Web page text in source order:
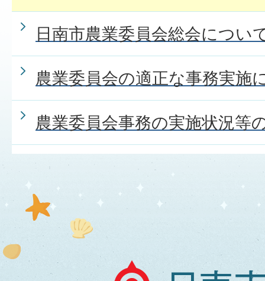
日南市農業委員会総会につい
農業委員会の適正な事務実施
農業委員会事務の実施状況等
日